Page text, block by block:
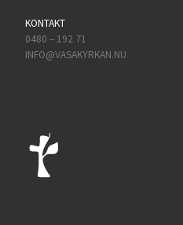
KONTAKT
0480 – 192 71
INFO@VASAKYRKAN.NU